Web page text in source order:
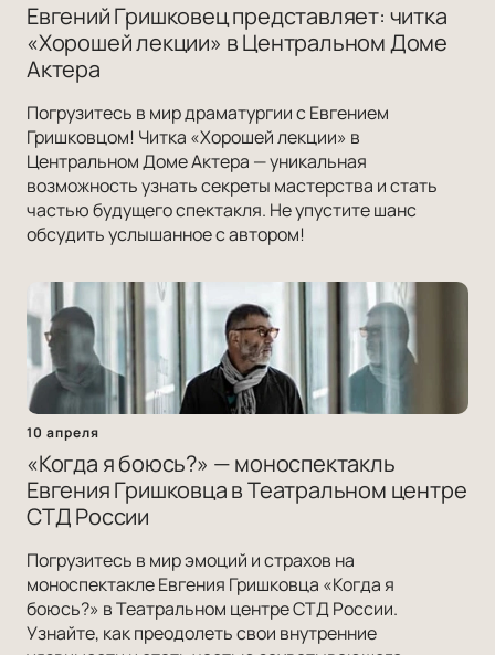
Евгений Гришковец представляет: читка
«Хорошей лекции» в Центральном Доме
Актера
Погрузитесь в мир драматургии с Евгением
Гришковцом! Читка «Хорошей лекции» в
Центральном Доме Актера — уникальная
возможность узнать секреты мастерства и стать
частью будущего спектакля. Не упустите шанс
обсудить услышанное с автором!
10 апреля
«Когда я боюсь?» — моноспектакль
Евгения Гришковца в Театральном центре
СТД России
Погрузитесь в мир эмоций и страхов на
моноспектакле Евгения Гришковца «Когда я
боюсь?» в Театральном центре СТД России.
Узнайте, как преодолеть свои внутренние